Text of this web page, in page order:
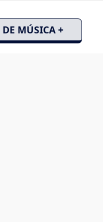
MÚSICA +